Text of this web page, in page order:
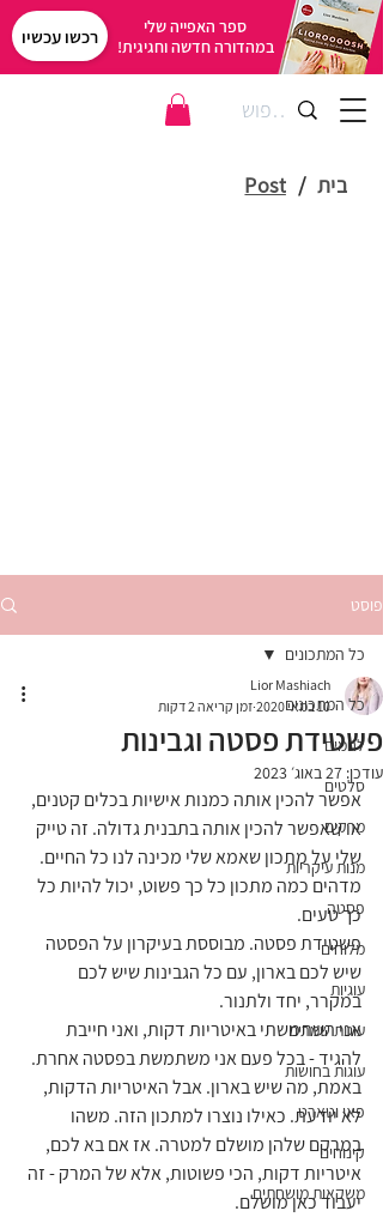
רכשו עכשיו
ספר האפייה שלי
במהדורה חדשה וחגיגית!
בית /
Post
פוסט
כל המתכונים
לחמים
סלטים
מרקים
מנות עיקריות
פסטה
מלוחים
עוגיות
עוגות שמרים
עוגות בחושות
פאי וטארט
קינוחים
משקאות מושחתים
כל המתכונים
פשטידת פסטה וגבינות
Lior Mashiach
10 במאי 2020
זמן קריאה 2 דקות
עודכן: 27 באוג׳ 2023
אפשר להכין אותה כמנות אישיות בכלים קטנים,
או שאפשר להכין אותה בתבנית גדולה. זה טייק
שלי על מתכון שאמא שלי מכינה לנו כל החיים.
מדהים כמה מתכון כל כך פשוט, יכול להיות כל
כך טעים.
פשטידת פסטה. מבוססת בעיקרון על הפסטה
שיש לכם בארון, עם כל הגבינות שיש לכם
במקרר, יחד ולתנור.
אני השתמשתי באיטריות דקות, ואני חייבת
להגיד - בכל פעם אני משתמשת בפסטה אחרת.
באמת, מה שיש בארון. אבל האיטריות הדקות,
לא יודעת. כאילו נוצרו למתכון הזה. משהו
במרקם שלהן מושלם למטרה. אז אם בא לכם,
איטריות דקות, הכי פשוטות, אלא של המרק - זה
יעבוד כאן מושלם.